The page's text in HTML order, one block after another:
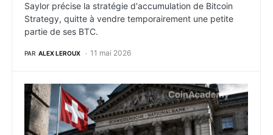
Saylor précise la stratégie d'accumulation de Bitcoin
Strategy, quitte à vendre temporairement une petite
partie de ses BTC.
PAR ALEX LEROUX 11 mai 2026
Suisse : l’initiative pour une réserve Bitcoin de la